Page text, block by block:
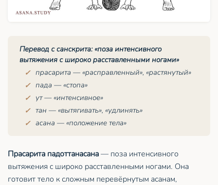
Перевод с санскрита: «поза интенсивного
вытяжения с широко расставленными ногами»
прасарита — «расправленный», «растянутый»
пада — «стопа»
ут— «интенсивное»
тан — «вытягивать», «удлинять»
асана — «положение тела»
Прасарита падоттанасана— поза интенсивного
вытяжения с широко расставленными ногами. Она
готовит тело к сложным перевёрнутым асанам,